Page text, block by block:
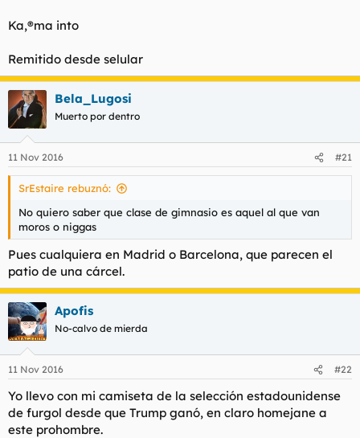
Ka,®ma into
Remitido desde selular
Bela_Lugosi
Muerto por dentro
11 Nov 2016 #21
SrEstaire rebuznó:
No quiero saber que clase de gimnasio es aquel al que van
moros o niggas
Pues cualquiera en Madrid o Barcelona, que parecen el
patio de una cárcel.
Apofis
No-calvo de mierda
11 Nov 2016 #22
Yo llevo con mi camiseta de la selección estadounidense
de furgol desde que Trump ganó, en claro homejane a
este prohombre.